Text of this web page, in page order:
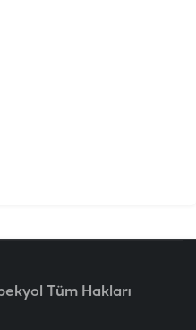
Tüm Hakları